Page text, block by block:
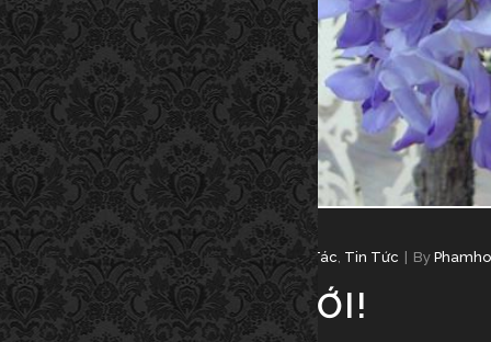
July 31, 2019 In 2013 , Thơ Văn Sáng Tác Tin Tức By
CHÀO XUÂN MỚI!